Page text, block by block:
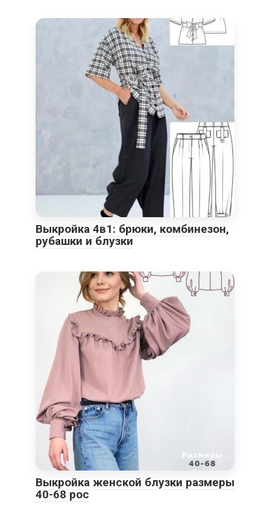
Выкройка 4в1: брюки, комбинезон,
рубашки и блузки
Выкройка женской блузки размеры
40-68 рос